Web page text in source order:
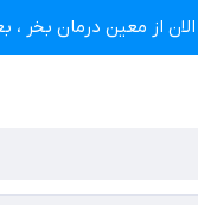
الان از معین درمان بخر ،